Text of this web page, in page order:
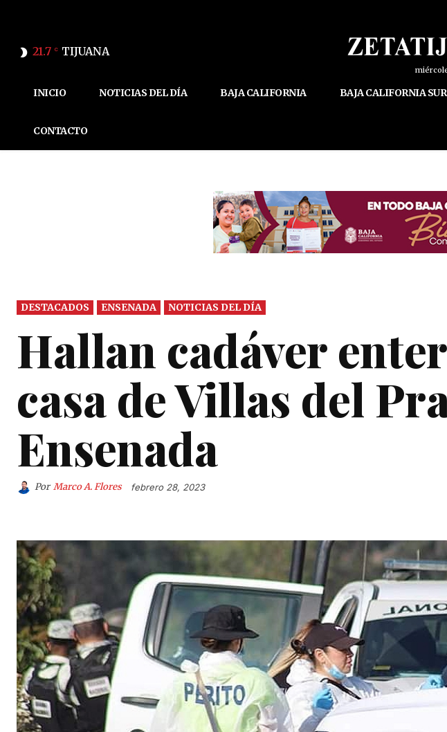
21.7 C TIJUANA
INICIO NOTICIAS DEL DÍA BAJA CALIFORNIA BAJA CALIFORNIA SUR
CONTACTO
DESTACADOS ENSENADA NOTICIAS DEL DÍA
Hallan cadáver
casa de Villas del
Ensenada
Por Marco A. Flores febrero 28, 2023